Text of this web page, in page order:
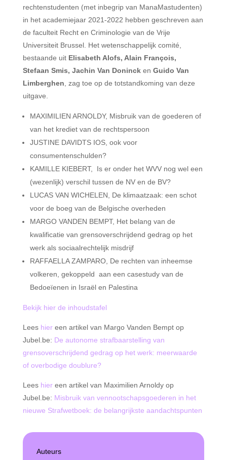
rechtenstudenten (met inbegrip van ManaMastudenten)
in het academiejaar 2021-2022 hebben geschreven aan
de faculteit Recht en Criminologie van de Vrije
Universiteit Brussel. Het wetenschappelijk comité,
bestaande uit Elisabeth Alofs, Alain François,
Stefaan Smis, Jachin Van Donincken Guido Van
Limberghen , zag toe op de totstandkoming van deze
uitgave.
MAXIMILIEN ARNOLDY, Misbruik van de goederen of
van het krediet van de rechtspersoon
JUSTINE DAVIDTS IOS, ook voor
consumentenschulden?
KAMILLE KIEBERT, Is er onder het WVV nog wel een
(wezenlijk) verschil tussen de NV en de BV?
LUCAS VAN WICHELEN, De klimaatzaak: een schot
voor de boeg van de Belgische overheden
MARGO VANDEN BEMPT, Het belang van de
kwalificatie van grensoverschrijdend gedrag op het
werk als sociaalrechtelijk misdrijf
RAFFAELLA ZAMPARO, De rechten van inheemse
volkeren, gekoppeld aan een casestudy van de
Bedoeïenen in Israël en Palestina
Bekijk hier de inhoudstafel
Lees hiereen artikel van Margo Vanden Bempt op
Jubel.be: De autonome strafbaarstelling van
grensoverschrijdend gedrag op het werk: meerwaarde
of overbodige doublure?
Lees hiereen artikel van Maximilien Arnoldy op
Jubel.be: Misbruik van vennootschapsgoederen in het
nieuwe Strafwetboek: de belangrijkste aandachtspunten
Auteurs